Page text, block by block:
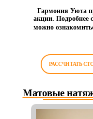
Гармония Уюта
акции. Подробнее
можно
РАССЧИТАТЬ
Матовые